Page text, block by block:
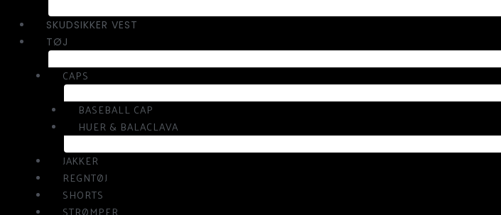
SKUDSIKKER VEST
TØJ
CAPS
BASEBALL CAP
HUER & BALACLAVA
JAKKER
REGNTØJ
SHORTS